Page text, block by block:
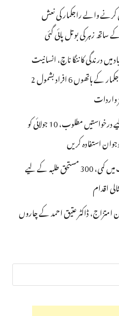
6 ا فراد کا قتل کرنے والے راجکمار کی نعش
زہر کی بوتل پائی گئی
درندگی کا ننگا ناچ، انسانیت
شرمسار ، پو کسو کیس کے ملزم راجکمار کے ہاتھوں 6 افراد بشمول 2
اپولو فارمیسی میں ملازمتوں کے لیے درخواستیں مطلوب، 10 جولائی کو
استفادہ کریں
شادی کے غیر ضروری اخراجات میں کمی، 300 مستحق طلبہ کے لیے
اقدام
امتزاج، ڈاکٹر عتیق احمد کے چاروں